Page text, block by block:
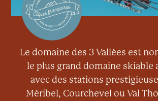
Le domaine des 3 Vallées est
le plus grand domaine skiable
avec des stations
Méribel, Courchevel ou Val